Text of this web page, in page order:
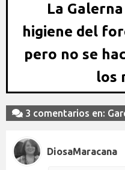
La
higiene del
pero no se
los
3 comentarios en:
DiosaMaracana